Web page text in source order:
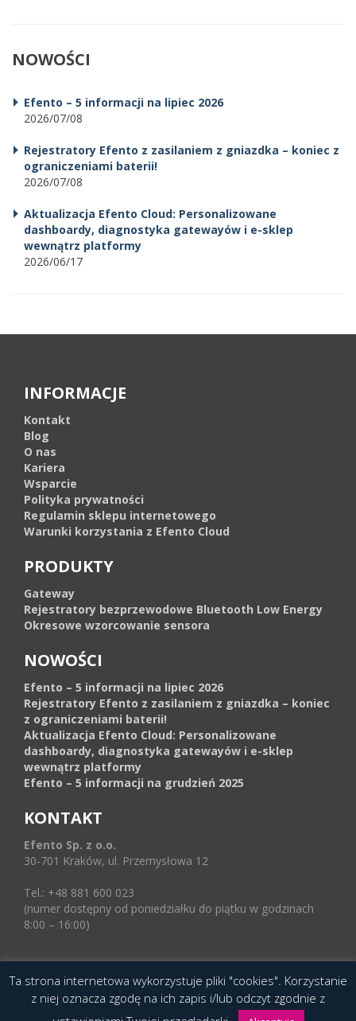
NOWOŚCI
Efento – 5 informacji na lipiec 2026
2026/07/08
Rejestratory Efento z zasilaniem z gniazdka – koniec z
ograniczeniami baterii!
2026/07/08
Aktualizacja Efento Cloud: Personalizowane
dashboardy, diagnostyka gatewayów i e-sklep
wewnątrz platformy
2026/06/17
INFORMACJE
Kontakt
Blog
O nas
Kariera
Wsparcie
Polityka prywatności
Regulamin sklepu internetowego
Warunki korzystania z Efento Cloud
PRODUKTY
Gateway
Rejestratory bezprzewodowe Bluetooth Low Energy
Okresowe wzorcowanie sensora
NOWOŚCI
Efento – 5 informacji na lipiec 2026
Rejestratory Efento z zasilaniem z gniazdka – koniec
z ograniczeniami baterii!
Aktualizacja Efento Cloud: Personalizowane
dashboardy, diagnostyka gatewayów i e-sklep
wewnątrz platformy
Efento – 5 informacji na grudzień 2025
KONTAKT
Efento Sp. z o.o.
30-701 Kraków, ul. Przemysłowa 12
Tel.: +48 881 600 023
(numer dostępny od poniedziałku do piątku w godzinach
8:00 – 16:00)
© 2016 Copyright by Efento. All rights reserved.
Projekt i wykonanieAgencja Interaktywna
Ta strona internetowa wykorzystuje pliki "cookies". Korzystanie
z niej oznacza zgodę na ich zapis i/lub odczyt zgodnie z